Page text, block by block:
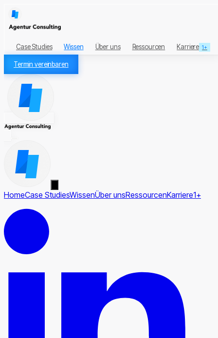
Case Studies Wissen Über uns Ressourcen Karriere 1+
Termin vereinbaren
HomeCase StudiesWissenÜber unsRessourcenKarriere1+